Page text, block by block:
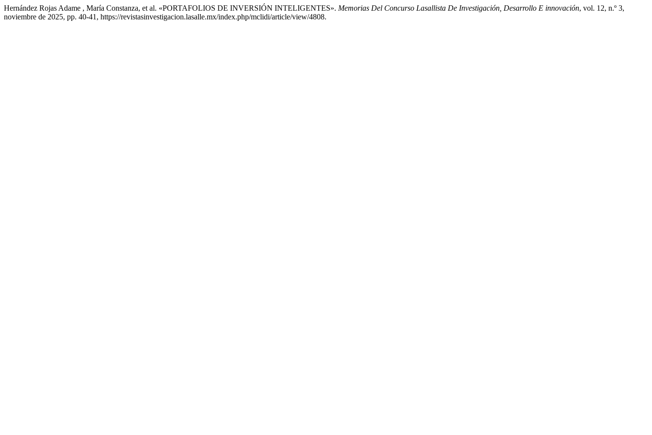
Hernández Rojas Adame , María Constanza, et al. «PORTAFOLIOS DE INVERSIÓN INTELIGENTES». Memorias Del Concurso Lasallista De Investigación, Desarrollo E innovación, vol. 12, n.º 3,
noviembre de 2025, pp. 40-41, https://revistasinvestigacion.lasalle.mx/index.php/mclidi/article/view/4808.